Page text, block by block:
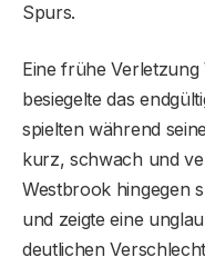
Spurs.
Eine frühe
besiegelte das
spielten während
kurz, schwach und
Westbrook hingegen
und zeigte eine
deutlichen